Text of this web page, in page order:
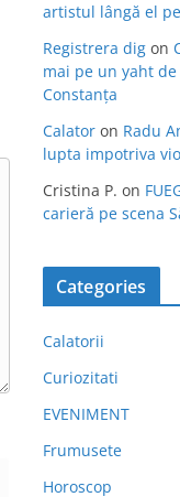
artistul lângă el
Registrera dig on
mai pe un yaht
Constanța
Calator on Radu
lupta impotriva
Cristina P. on
carieră pe scena
Categories
Calatorii
Curiozitati
EVENIMENT
Frumusete
Horoscop